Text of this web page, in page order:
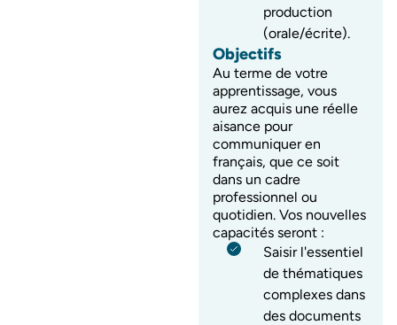
production
(orale/écrite).
Objectifs
Au terme de votre
apprentissage, vous
aurez acquis une réelle
aisance pour
communiquer en
français, que ce soit
dans un cadre
professionnel ou
quotidien. Vos nouvelles
capacités seront :
Saisir l'essentiel
de thématiques
complexes dans
des documents